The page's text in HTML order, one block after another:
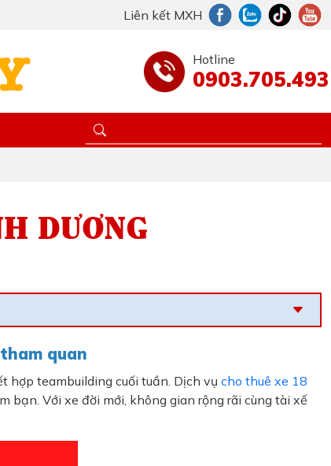
Liên kết MXH
Hotline
0903.705.493
DƯƠNG
quan
hợp teambuilding cuối tuần. Dịch vụ cho thuê xe 18
bạn. Với xe đời mới, không gian rộng rãi cùng tài xế